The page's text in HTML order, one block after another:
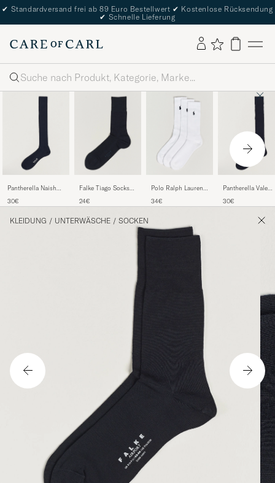
✔ Standardversand frei ab 89 Euro Bestellwert ✔ Kostenlose Rücksendung
✔ Schnelle Lieferung
Suche
Pantherella Naish
Sock Navy
30€
Falke Tiago Socks
24€
Polo Ralph Lauren
White
34€
Pantherella Vale
Navy
30€
KLEIDUNG / UNTERWÄSCHE / SOCKEN